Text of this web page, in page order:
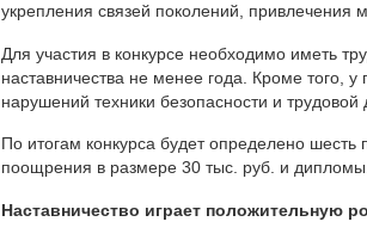
укрепления связей поколений, привлечения
Для участия в конкурсе необходимо иметь
наставничества не менее года. Кроме того,
нарушений техники безопасности и трудовой
По итогам конкурса будет определено
поощрения в размере 30 тыс. руб. и дипломы.
Наставничество играет положительную